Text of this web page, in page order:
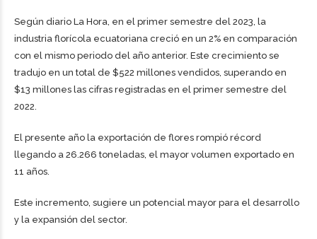
Según diario La Hora, en el primer semestre del 2023, la
industria florícola ecuatoriana creció en un 2% en comparación
con el mismo periodo del año anterior. Este crecimiento se
tradujo en un total de $522 millones vendidos, superando en
$13 millones las cifras registradas en el primer semestre del
2022.
El presente año la exportación de flores rompió récord
llegando a 26.266 toneladas, el mayor volumen exportado en
11 años.
Este incremento, sugiere un potencial mayor para el desarrollo
y la expansión del sector.